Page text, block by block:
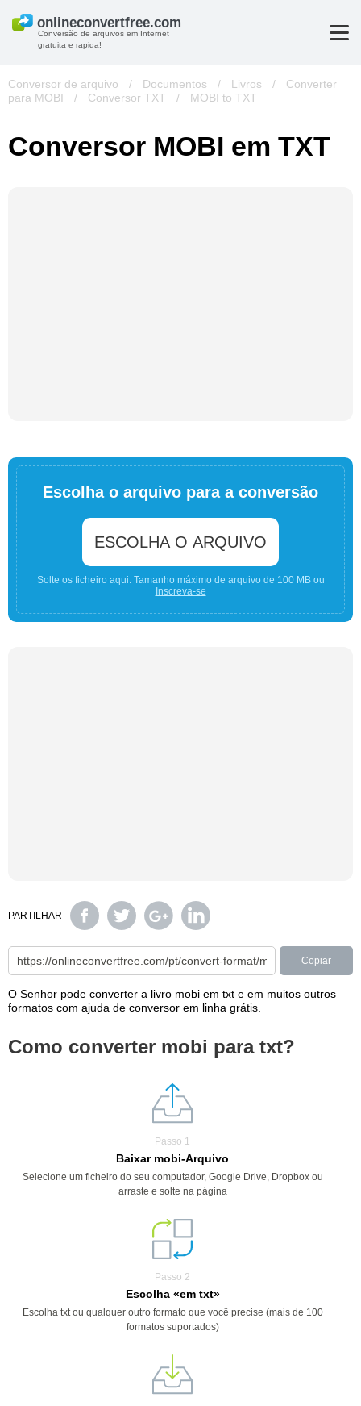
Conversão de arquivos em Internet
gratuita e rapida!
Conversor de arquivo / Documentos / Livros /
Converter
para MOBI
/ Conversor TXT / MOBI to TXT
Conversor MOBI em TXT
Escolha o arquivo para a conversão
ESCOLHA O ARQUIVO
Solte os ficheiro aqui. Tamanho máximo de arquivo de 100 MB ou
Inscreva-se
PARTILHAR
Copiar
O Senhor pode converter a livro mobi em txt e em muitos outros
formatos com ajuda de conversor em linha grátis.
Como converter mobi para txt?
Passo 1
Baixar mobi-Arquivo
Selecione um ficheiro do seu computador, Google Drive, Dropbox ou
arraste e solte na página
Passo 2
Escolha «em txt»
Escolha txt ou qualquer outro formato que você precise (mais de 100
formatos suportados)